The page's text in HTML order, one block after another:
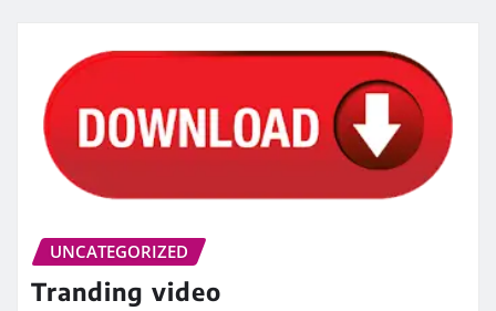
UNCATEGORIZED
Tranding video